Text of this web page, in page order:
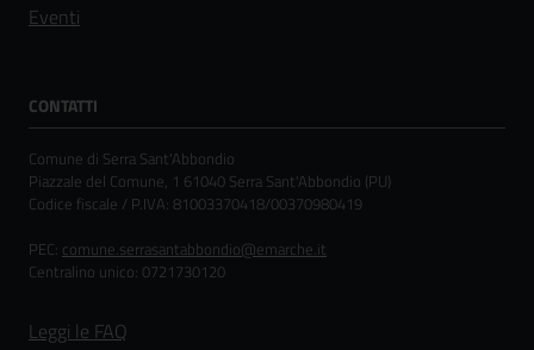
Eventi
CONTATTI
Comune di Serra Sant'Abbondio
Piazzale del Comune, 1 61040 Serra Sant'Abbondio (PU)
Codice fiscale / P.IVA: 81003370418/00370980419
PEC: comune.serrasantabbondio@emarche.it
Centralino unico: 0721730120
Leggi le FAQ